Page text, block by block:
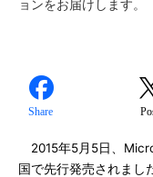
ョンをお届けします。
Share
2015年5月5日、
国で先行発売されまし